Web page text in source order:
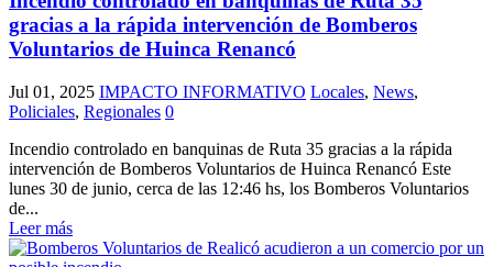
gracias a la rápida intervención de Bomberos
Voluntarios de Huinca Renancó
Jul 01, 2025 IMPACTO INFORMATIVO Locales, News,
Policiales, Regionales 0
Incendio controlado en banquinas de Ruta 35 gracias a la rápida
intervención de Bomberos Voluntarios de Huinca Renancó Este
lunes 30 de junio, cerca de las 12:46 hs, los Bomberos Voluntarios
de...
Leer más